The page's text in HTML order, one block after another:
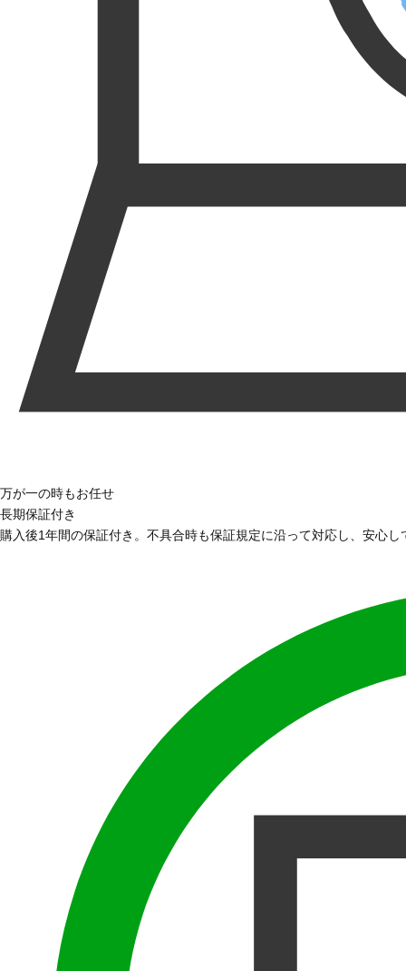
万が一の時もお任せ
長期保証付き
購入後1年間の保証付き。不具合時も保証規定に沿って対応し、安心